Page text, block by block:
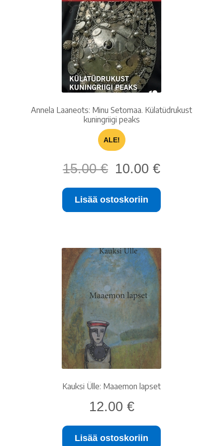
Tilaus- ja sopimusehdot sekä tietosuojaseloste
Saavutettavuusseloste
Annela Laaneots: Minu Setomaa. Külatüdrukust
kuningriigi peaks
ALE!
15.00€
Alkuperäinen
hinta
oli:
15.00 €.
10.00 €Nykyinen
on:
Lisää ostoskoriin
Kauksi Ülle: Maaemon lapset
12.00 €
Lisää ostoskoriin